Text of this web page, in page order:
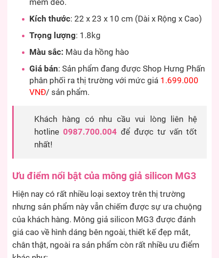
mềm dẻo.
Kích thước: 22 x 23 x 10 cm (Dài x Rộng x Cao)
Trọng lượng: 1.8kg
Màu sắc: Màu da hồng hào
Giá bán: Sản phẩm đang được Shop Hưng Phấn
phân phối ra thị trường với mức giá 1.699.000
VNĐ/ sản phẩm.
Khách hàng có nhu cầu vui lòng liên hệ
hotline 0987.700.004 để được tư vấn tốt
nhất!
Ưu điểm nổi bật của mông giả silicon MG3
Hiện nay có rất nhiều loại sextoy trên thị trường
nhưng sản phẩm này vẫn chiếm được sự ưa chuộng
của khách hàng. Mông giả silicon MG3 được đánh
giá cao về hình dáng bên ngoài, thiết kế đẹp mắt,
chân thật, ngoài ra sản phẩm còn rất nhiều ưu điểm